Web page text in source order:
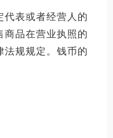
代表或者经营人的
商品在营业执照的
法规规定。钱币的